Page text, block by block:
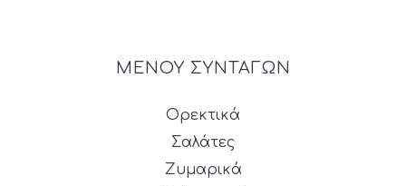
ΜΕΝΟΥ ΣΥΝΤΑΓΩΝ
Ορεκτικά
Σαλάτες
Ζυμαρικά